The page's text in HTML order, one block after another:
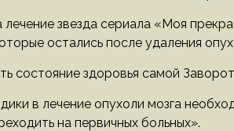
звезда сериала «Моя
остались после удаления
состояние здоровья самой
в лечение опухоли мозга
на первичных больных».